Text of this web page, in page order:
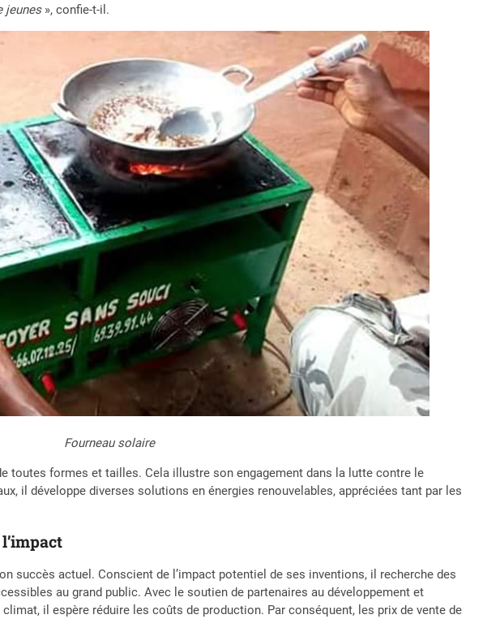
jeunes», confie-t-il.
Fourneau solaire
toutes formes et tailles. Cela illustre son engagement dans la lutte contre le
il développe diverses solutions en énergies renouvelables, appréciées tant par les
succès actuel. Conscient de l’impact potentiel de ses inventions, il recherche des
au grand public. Avec le soutien de partenaires au développement et
il espère réduire les coûts de production. Par conséquent, les prix de vente de